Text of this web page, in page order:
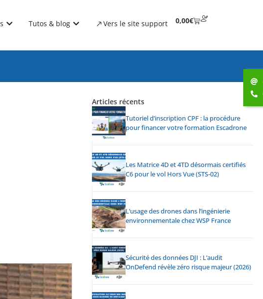
Tutos & blog Vers le site support 0,00€
Articles récents
Tutoriel d’inscription CPF : la procédure
pour financer votre formation Escadrone
Les Matrice 4D et 4TD désormais certifiés
C6 pour le vol Hors Vue (STS-02)
L’usage des drones dans l’ingénierie
environnementale chez WSP France
Sécurité des données DJI : L’audit
OnDefend révèle zéro risque majeur (2026)